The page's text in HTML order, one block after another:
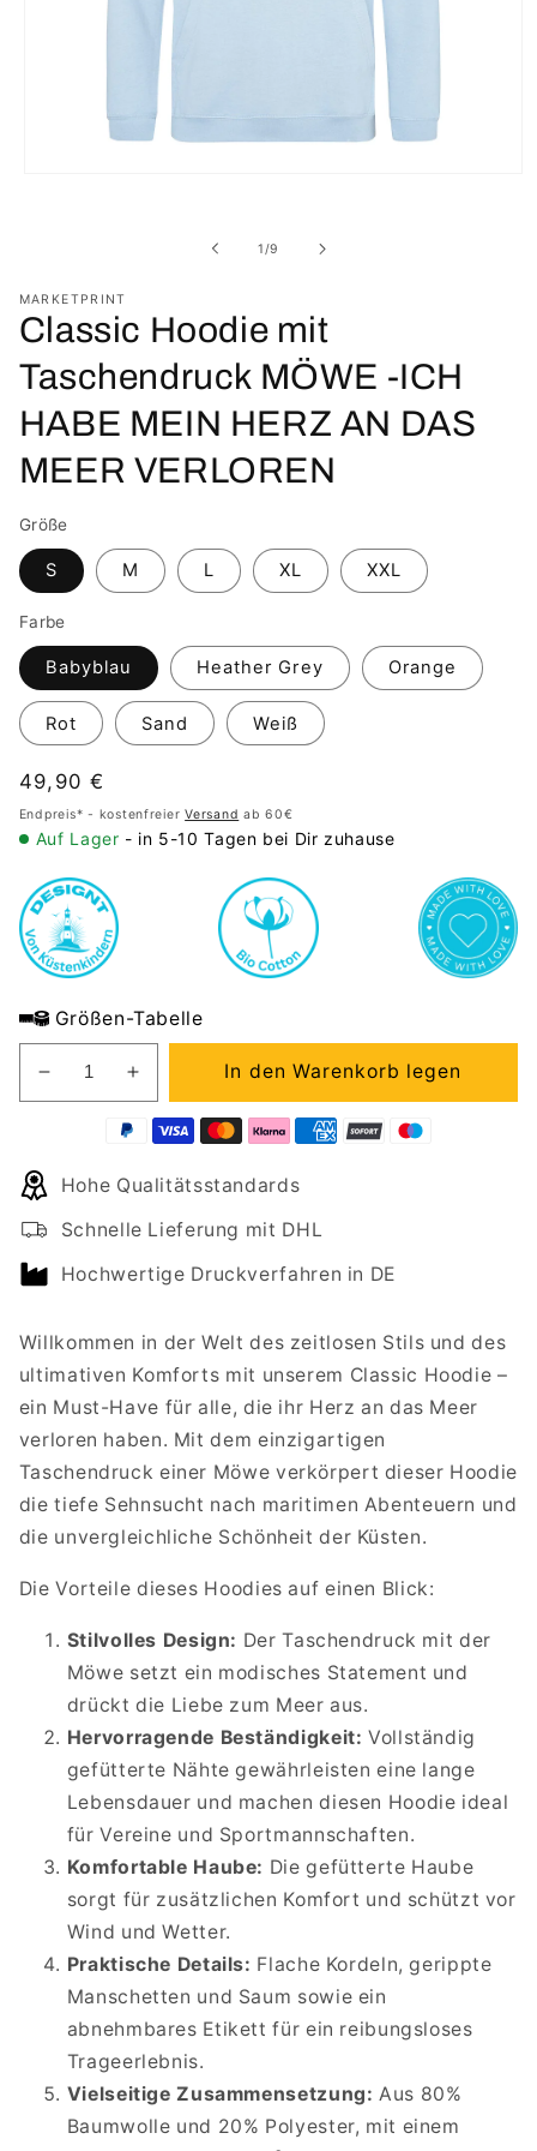
1 /von
9
MARKETPRINT
Classic Hoodie mit
Taschendruck MÖWE -ICH
HABE MEIN HERZ AN DAS
MEER VERLOREN
Größe
S M L XL XXL
Farbe
Babyblau Heather Grey Orange
Rot Sand Weiß
Normaler
Preis
49,90 €
Endpreis* - kostenfreierVersand ab 60€
Auf Lager - in 5-10 Tagen bei Dir zuhause
Größen-Tabelle
Verringere
die
Classic
mit
Taschendruck
MÖWE
ICH
HABE
MEIN
HERZ
AN
DAS
MEER
VERLOREN
Erhöhe
die
Menge
Classic
mit
Taschendruck
MÖWE
ICH
HABE
MEIN
HERZ
AN
DAS
MEER
VERLOREN
In den Warenkorb legen
Hohe Qualitätsstandards
Schnelle Lieferung mit DHL
Hochwertige Druckverfahren in DE
Willkommen in der Welt des zeitlosen Stils und des
ultimativen Komforts mit unserem Classic Hoodie –
ein Must-Have für alle, die ihr Herz an das Meer
verloren haben. Mit dem einzigartigen
Taschendruck einer Möwe verkörpert dieser Hoodie
die tiefe Sehnsucht nach maritimen Abenteuern und
die unvergleichliche Schönheit der Küsten.
Die Vorteile dieses Hoodies auf einen Blick:
Stilvolles Design: Der Taschendruck mit der
Möwe setzt ein modisches Statement und
drückt die Liebe zum Meer aus.
Hervorragende Beständigkeit: Vollständig
gefütterte Nähte gewährleisten eine lange
Lebensdauer und machen diesen Hoodie ideal
für Vereine und Sportmannschaften.
Komfortable Haube: Die gefütterte Haube
sorgt für zusätzlichen Komfort und schützt vor
Wind und Wetter.
Praktische Details: Flache Kordeln, gerippte
Manschetten und Saum sowie ein
abnehmbares Etikett für ein reibungsloses
Trageerlebnis.
Vielseitige Zusammensetzung: Aus 80%
Baumwolle und 20% Polyester, mit einem